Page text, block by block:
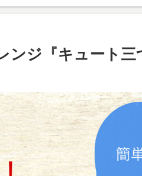
ンジ『キュート三